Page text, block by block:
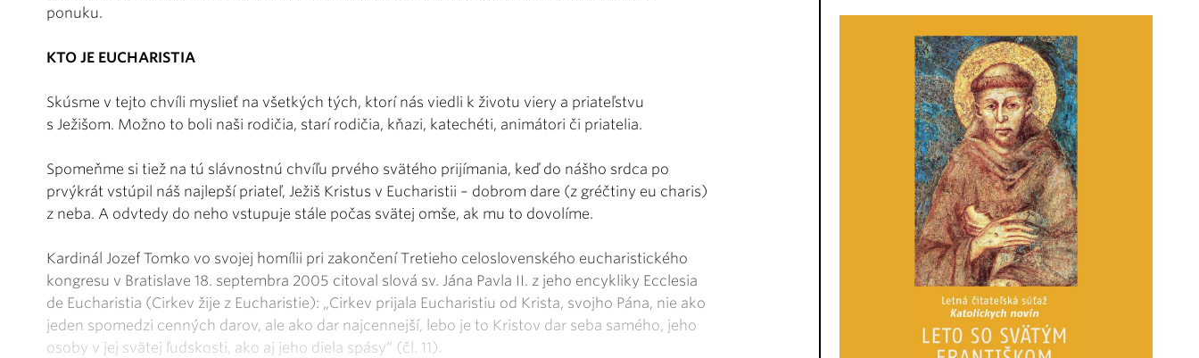
ponuku.
KTO JE EUCHARISTIA
Skúsme v tejto chvíli myslieť na všetkých tých, ktorí nás viedli k životu viery a priateľstvu
s Ježišom. Možno to boli naši rodičia, starí rodičia, kňazi, katechéti, animátori či priatelia.
Spomeňme si tiež na tú slávnostnú chvíľu prvého svätého prijímania, keď do nášho srdca po
prvýkrát vstúpil náš najlepší priateľ, Ježiš Kristus v Eucharistii – dobrom dare (z gréčtiny eu charis)
z neba. A odvtedy do neho vstupuje stále počas svätej omše, ak mu to dovolíme.
Kardinál Jozef Tomko vo svojej homílii pri zakončení Tretieho celoslovenského eucharistického
kongresu v Bratislave 18. septembra 2005 citoval slová sv. Jána Pavla II. z jeho encykliky Ecclesia
de Eucharistia (Cirkev žije z Eucharistie): „Cirkev prijala Eucharistiu od Krista, svojho Pána, nie ako
jeden spomedzi cenných darov, ale ako dar najcennejší, lebo je to Kristov dar seba samého, jeho
osoby v jej svätej ľudskosti, ako aj jeho diela spásy“ (čl. 11).